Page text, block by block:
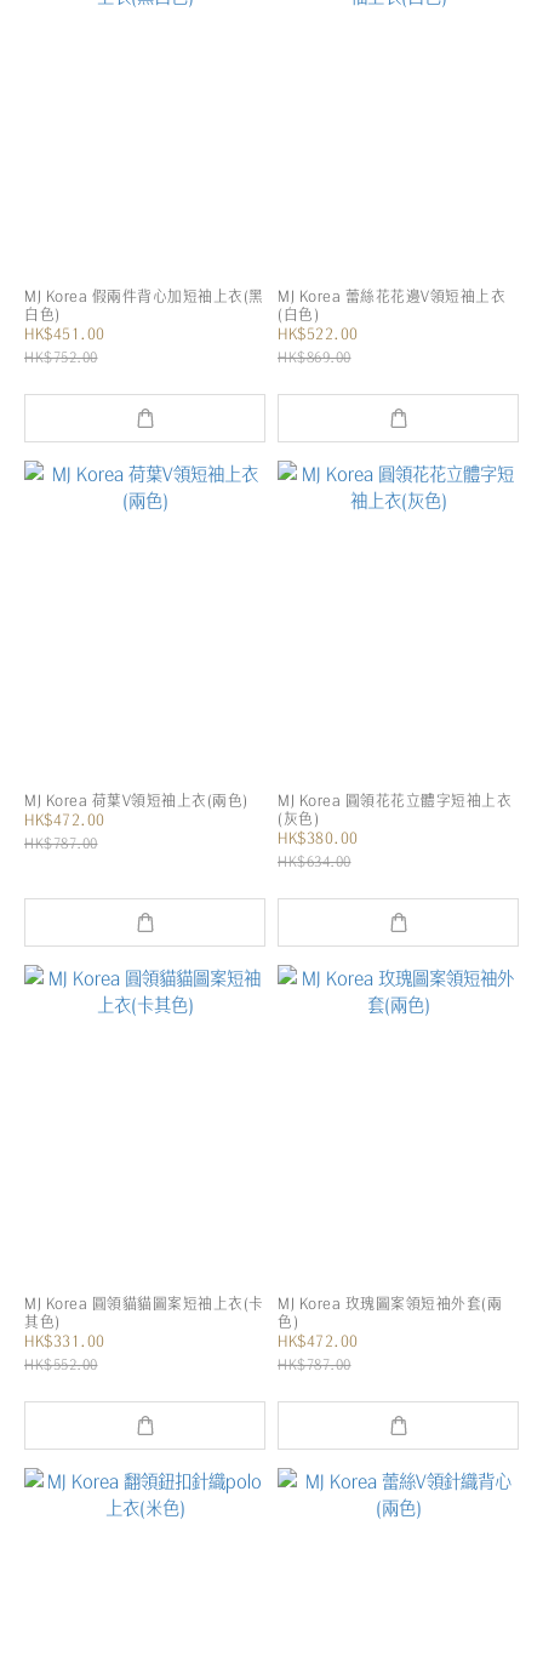
MJ Korea 假兩件背心加短袖上衣(黑
白色)
HK$451.00
HK$752.00
MJ Korea 蕾絲花花邊V領短袖上衣
(白色)
HK$522.00
HK$869.00
MJ Korea 荷葉V領短袖上衣(兩色)
HK$472.00
HK$787.00
MJ Korea 圓領花花立體字短袖上衣
(灰色)
HK$380.00
HK$634.00
MJ Korea 圓領貓貓圖案短袖上衣(卡
其色)
HK$331.00
HK$552.00
MJ Korea 玫瑰圖案領短袖外套(兩
色)
HK$472.00
HK$787.00